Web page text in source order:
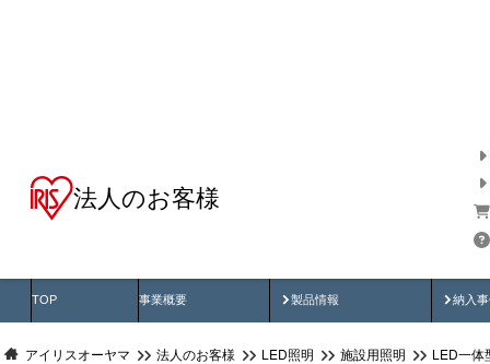
法人のお客様
TOP 事業概要 製品情報
製品動画 納入
納
アイリスオーヤマ 法人のお客様 LED照明 施設用照明 LED一体